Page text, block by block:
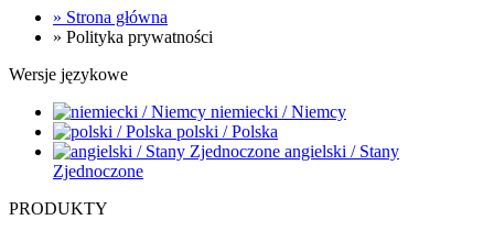
» Strona główna
» Polityka prywatności
Wersje językowe
niemiecki / Niemcy
polski / Polska
angielski / Stany
Zjednoczone
PRODUKTY